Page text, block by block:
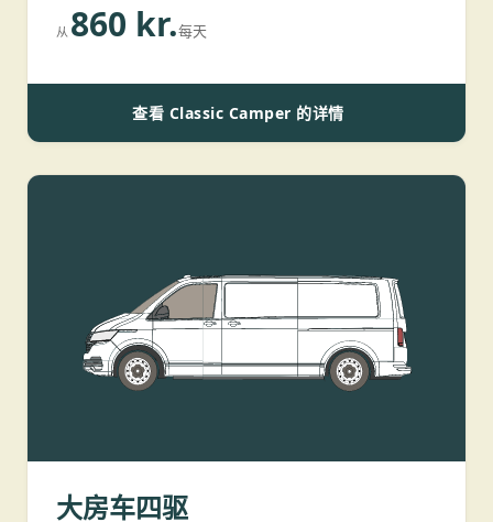
从 860 kr.每天
查看 Classic Camper 的详情
大房车四驱